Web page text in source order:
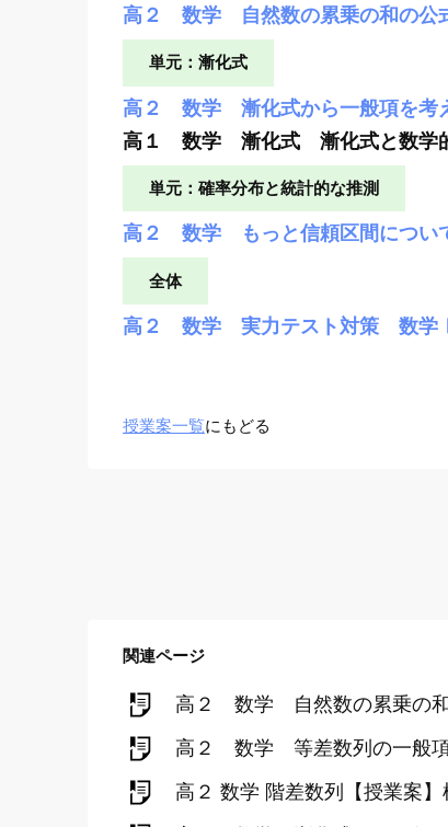
高２ 数学 自然数の累乗の和の公
単元：漸化式
高２ 数学 漸化式から一般項を考
高１ 数学 漸化式 漸化式と数学的
単元：確率分布と統計的な推測
高２ 数学 もっと信頼区間につい
全体
高２ 数学 実力テスト対策 数学
授業案一覧にもどる
関連ページ
高２ 数学 自然数の累乗の和
高２ 数学 等差数列の一般
高２ 数学 階差数列【授業案